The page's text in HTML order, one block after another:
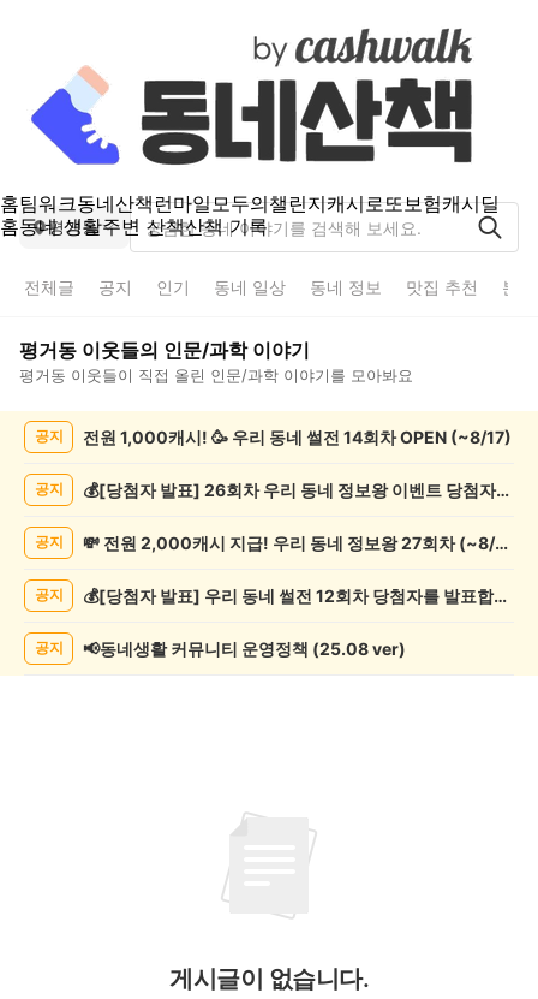
홈팀워크동네산책런마일모두의챌린지캐시로또보험캐시딜
홈동네 생활주변 산책산책 기록
평거동
전체글 공지 인기 동네 일상 동네 정보 맛집 추천 분
평거동 이웃들의 인문/과학이야기
평거동 이웃들이 직접 올린 인문/과학 이야기를 모아봐요
록
공지 전원 1,000캐시! 🥳 우리 동네 썰전 14회차 OPEN (~8/17)
공지 💰[당첨자 발표] 26회차 우리 동네 정보왕 이벤트 당첨자를 발표합니다!
공지 💸 전원 2,000캐시 지급! 우리 동네 정보왕 27회차 (~8/10)
공지 💰[당첨자 발표] 우리 동네 썰전 12회차 당첨자를 발표합니다!
공지 📢동네생활 커뮤니티 운영정책 (25.08 ver)
게시글이 없습니다.